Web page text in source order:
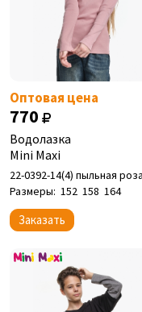
Оптовая цена
770
Водолазка
Mini Maxi
22-0392-14(4) пыльная роза
Размеры: 152 158 164
Заказать